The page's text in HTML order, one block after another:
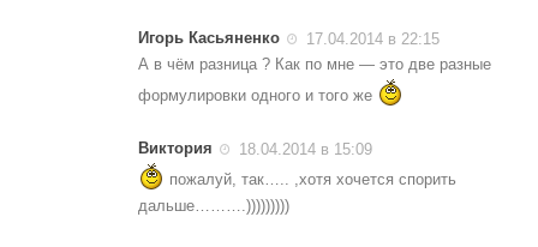
Игорь Касьяненко
17.04.2014 в 22:15
А в чём разница ? Как по мне — это две разные
формулировки одного и того же
Виктория
18.04.2014 в 15:09
пожалуй, так….. ,хотя хочется спорить
дальше……….)))))))))